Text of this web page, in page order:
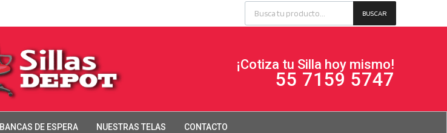
BUSCAR
¡Cotiza tu Silla hoy mismo!
55 7159 5747
BANCAS DE ESPERA NUESTRAS TELAS CONTACTO